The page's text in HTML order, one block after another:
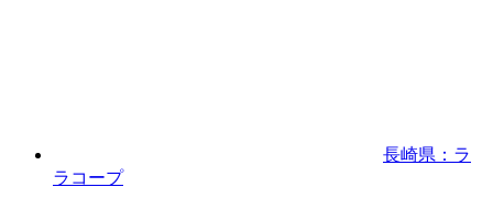
長崎県：ラ
ラコープ